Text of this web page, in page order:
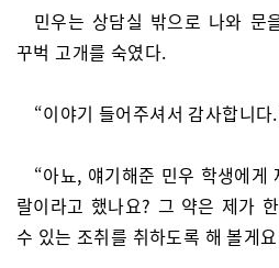
민우는 상담실 밖으로 나와 문
꾸벅 고개를 숙였다.
“이야기 들어주셔서 감사합니다
“아뇨, 얘기해준 민우 학생에게
랄이라고 했나요? 그 약은 제가
수 있는 조취를 취하도록 해 볼게